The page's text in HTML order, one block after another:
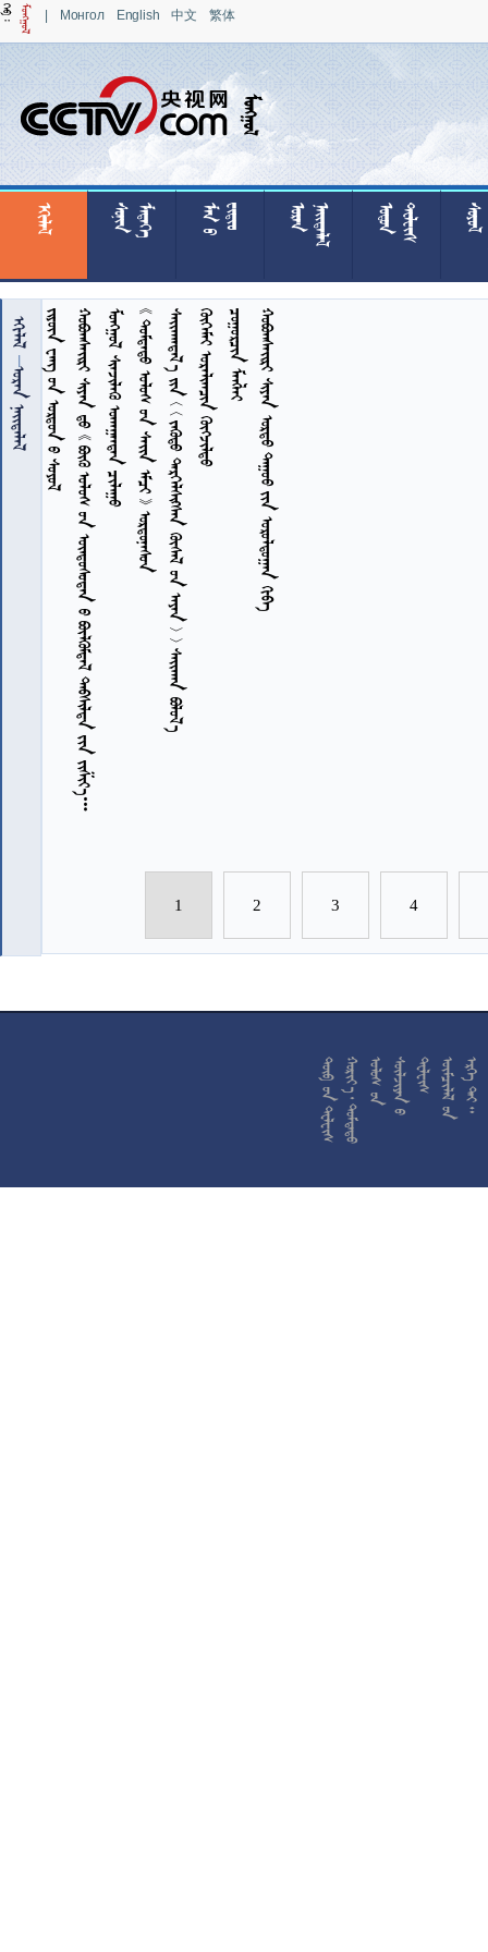
| Монгол English 中文 繁体
 








  







  









  







  














                  
7
                               
1 2 3 4










































































































